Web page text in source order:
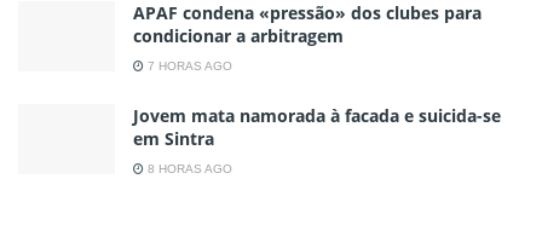
APAF condena «pressão» dos clubes para
condicionar a arbitragem
7 HORAS AGO
Jovem mata namorada à facada e suicida-se
em Sintra
8 HORAS AGO